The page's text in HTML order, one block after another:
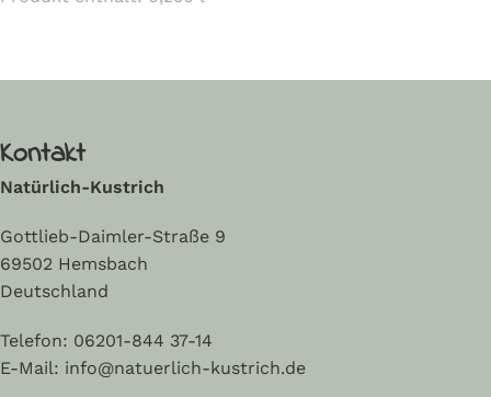
Kontakt
Natürlich-Kustrich
Gottlieb-Daimler-Straße 9
69502 Hemsbach
Deutschland
Telefon: 06201-844 37-14
E-Mail: info@natuerlich-kustrich.de